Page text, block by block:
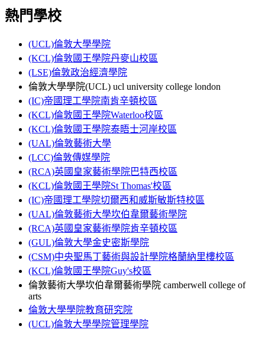
熱門學校
(UCL)倫敦大學學院
(KCL)倫敦國王學院丹麥山校區
(LSE)倫敦政治經濟學院
倫敦大學學院(UCL) ucl university college london
(IC)帝國理工學院南肯辛頓校區
(KCL)倫敦國王學院Waterloo校區
(KCL)倫敦國王學院泰晤士河岸校區
(UAL)倫敦藝術大學
(LCC)倫敦傳媒學院
(RCA)英國皇家藝術學院巴特西校區
(KCL)倫敦國王學院St Thomas'校區
(IC)帝國理工學院切爾西和威斯敏斯特校區
(UAL)倫敦藝術大學坎伯韋爾藝術學院
(RCA)英國皇家藝術學院肯辛頓校區
(GUL)倫敦大學金史密斯學院
(CSM)中央聖馬丁藝術與設計學院格蘭納里樓校區
(KCL)倫敦國王學院Guy's校區
倫敦藝術大學坎伯韋爾藝術學院 camberwell college of
arts
倫敦大學學院教育研究院
(UCL)倫敦大學學院管理學院